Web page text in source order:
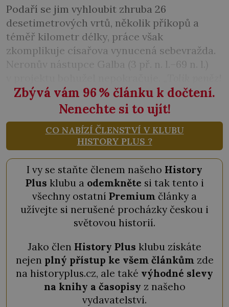
Podaří se jim vyhloubit zhruba 26
desetimetrových vrtů, několik příkopů a
téměř kilometr délky, práce však
zkomplikuje císařova vynucená sebevražda.
Neronův nástupce Galba (3 př. n. l.–69 n. l.)
Zbývá vám 96% článku k dočtení.
Nenechte si to ujít!
CO NABÍZÍ ČLENSTVÍ V KLUBU
HISTORY PLUS ?
I vy se staňte členem našeho History
Plus klubu a odemkněte si tak tento i
všechny ostatní Premium články a
užívejte si nerušené procházky českou i
světovou historií.
Jako člen History Plus klubu získáte
nejen plný přístup ke všem článkůmzde
na historyplus.cz, ale také výhodné slevy
na knihy a časopisy z našeho
vydavatelství.